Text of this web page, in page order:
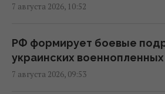
рассказали Reuters об
дронов
07:46 пятница, 07 августа 2026
7 августа 2026, 10:52
РФ формирует боевые
украинских военнопленных
7 августа 2026, 09:53